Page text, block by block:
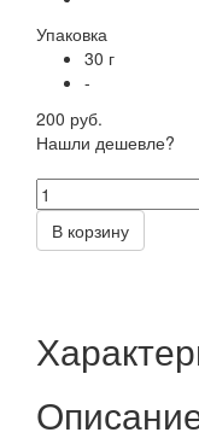
Упаковка
30 г
-
200 руб.
Нашли дешевле?
В корзину